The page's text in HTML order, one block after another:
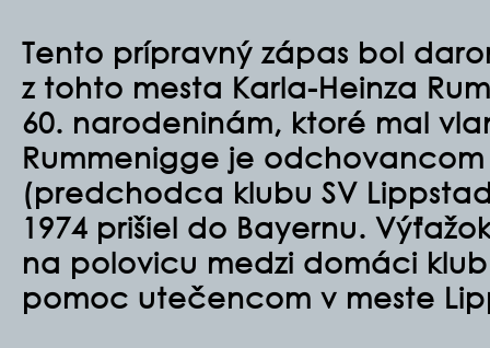
Tento prípravný zápas bol
z tohto mesta Karla-Heinza
60. narodeninám, ktoré mal
Rummenigge je odchovancom
(predchodca klubu SV
1974 prišiel do Bayernu.
na polovicu medzi domáci
pomoc utečencom v meste